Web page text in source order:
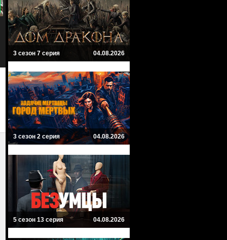
8.4
Аватар: Путь воды
Avatar: The Way of Water
Боевик, Приключенческий, Фэнтези,
Научная фантастика
Аватар
Avatar
Боевик, Фэнтези,
3 сезон 7 серия 04.08.2026
3 сезон 2 серия 04.08.2026
5 сезон 13 серия 04.08.2026